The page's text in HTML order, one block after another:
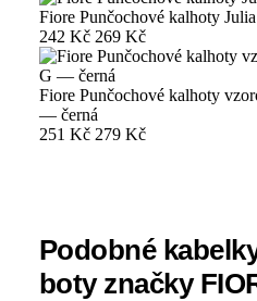
Fiore Punčochové kalhoty
242 Kč 269 Kč
Fiore Punčochové kalhoty
— černá
251 Kč 279 Kč
Podobné
boty značky